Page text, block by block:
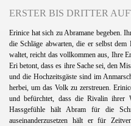
ERSTER BIS DRITTER
Erinice hat sich zu Abramane begeben.
die Schläge abwarten, die er selbst
waltet, reicht das vollkommen aus, Ihre
Eri betont, dass es ihre Sache sei, den
und die Hochzeitsgäste sind im
herbei, um das Volk zu zerstreuen.
und befürchtet, dass die Rivalin ihrer
Hassgefühle hält Abram für die
auseinanderzusetzen hält er für